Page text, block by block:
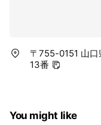
〒755-0151 山口
13番
You might like